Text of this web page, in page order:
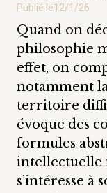
Publié le12/1/26
Quand on
philosophie
effet, on
notamment
territoire
évoque des
formules
intellectuelle
s’intéresse à